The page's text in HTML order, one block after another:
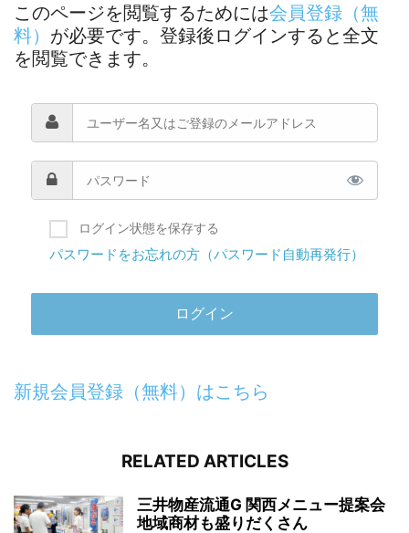
このページを閲覧するためには会員登録（無
料） が必要です。登録後ログインすると全文
を閲覧できます。
ログイン状態を保存する
パスワードをお忘れの方（パスワード自動再発行）
新規会員登録（無料）はこちら
RELATED ARTICLES
三井物産流通G 関西メニュー提案会
地域商材も盛りだくさん